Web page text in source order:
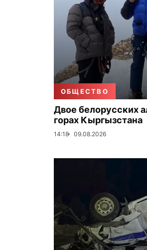
ОБЩЕСТВО
Двое белорусских
горах Кыргызстана
14:18 09.08.2026